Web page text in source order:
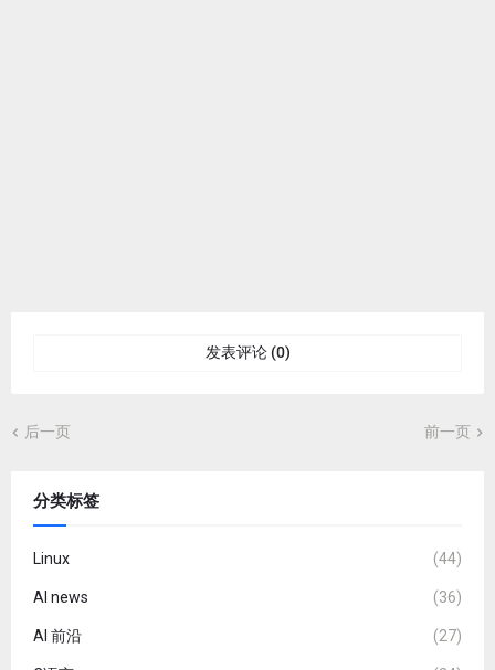
发表评论 (0)
后一页 前一页
分类标签
Linux (44)
AI news (36)
AI 前沿 (27)